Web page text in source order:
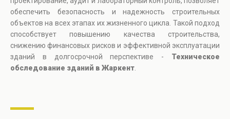
обеспечить безопасность и надежность строительных
объектов на всех этапах их жизненного цикла. Такой подход
способствует повышению качества строительства,
снижению финансовых рисков и эффективной эксплуатации
зданий в долгосрочной перспективе - Техническое
обследование зданий в Жаркент